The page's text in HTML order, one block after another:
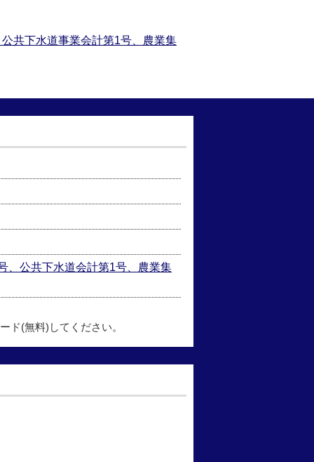
共下水道事業会計第1号、農業集
、公共下水道会計第1号、農業集
ド(無料)してください。